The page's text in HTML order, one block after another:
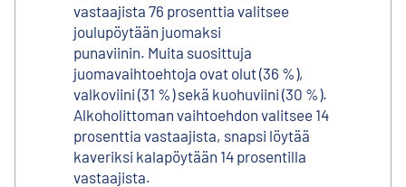
vastaajista 76 prosenttia valitsee
joulupöytään juomaksi
punaviinin. Muita suosittuja
juomavaihtoehtoja ovat olut (36 %),
valkoviini (31 %) sekä kuohuviini (30 %).
Alkoholittoman vaihtoehdon valitsee 14
prosenttia vastaajista, snapsi löytää
kaveriksi kalapöytään 14 prosentilla
vastaajista.